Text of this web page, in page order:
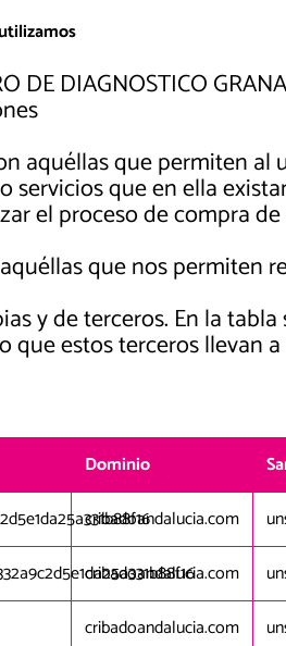
DE DIAGNOSTICO
aquéllas que permiten al
servicios que en ella
el proceso de compra
que nos permiten
y de terceros. En la
que estos terceros llevan
Dominio
cribadoandalucia.com
cribadoandalucia.com
cribadoandalucia.com